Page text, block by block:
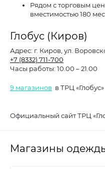
Рядом с торговым
вместимостью 180
Глобус (Киров)
Адрес: г. Киров, ул.
+7 (8332) 711-700
Часы работы: 10.00 – 21.00
9 магазинов в ТРЦ
Официальный сайт ТРЦ
Магазины